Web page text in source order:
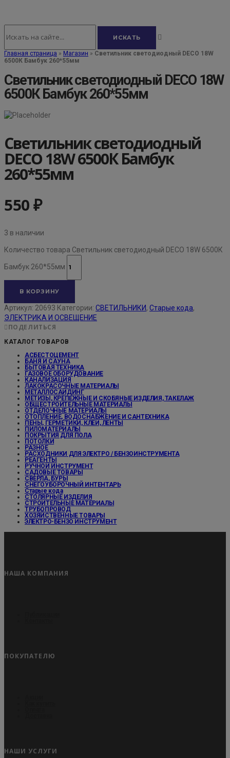
Главная страница » Магазин » Светильник светодиодный DECO 18W
6500К Бамбук 260*55мм
Светильник светодиодный DECO 18W
6500К Бамбук 260*55мм
Светильник светодиодный
DECO 18W 6500К Бамбук
260*55мм
550₽
3 в наличии
Количество товара Светильник светодиодный DECO 18W 6500К
Бамбук 260*55мм
В КОРЗИНУ
Артикул: 20693 Категории: СВЕТИЛЬНИКИ, Старые кода,
ЭЛЕКТРИКА И ОСВЕЩЕНИЕ
ПОДЕЛИТЬСЯ
КАТАЛОГ ТОВАРОВ
АСБЕСТОЦЕМЕНТ
БАНЯ И САУНА
БЫТОВАЯ ТЕХНИКА
ГАЗОВОЕ ОБОРУДОВАНИЕ
КАНАЛИЗАЦИЯ
ЛАКОКРАСОЧНЫЕ МАТЕРИАЛЫ
МЕТАЛЛОСАЙДИНГ
МЕТИЗЫ, КРЕПЕЖНЫЕ И СКОБЯНЫЕ ИЗДЕЛИЯ, ТАКЕЛАЖ
ОБЩЕСТРОИТЕЛЬНЫЕ МАТЕРИАЛЫ
ОТДЕЛОЧНЫЕ МАТЕРИАЛЫ
ОТОПЛЕНИЕ, ВОДОСНАБЖЕНИЕ И САНТЕХНИКА
ПЕНЫ, ГЕРМЕТИКИ, КЛЕИ, ЛЕНТЫ
ПИЛОМАТЕРИАЛЫ
ПОКРЫТИЯ ДЛЯ ПОЛА
ПОТОЛКИ
РАЗНОЕ
РАСХОДНИКИ ДЛЯ ЭЛЕКТРО / БЕНЗОИНСТРУМЕНТА
РЕАГЕНТЫ
РУЧНОЙ ИНСТРУМЕНТ
САДОВЫЕ ТОВАРЫ
СВЕРЛА, БУРЫ
СНЕГОУБОРОЧНЫЙ ИНТЕНТАРЬ
Старые кода
СТОЛЯРНЫЕ ИЗДЕЛИЯ
СТРОИТЕЛЬНЫЕ МАТЕРИАЛЫ
ТРУБОПРОВОД
ХОЗЯЙСТВЕННЫЕ ТОВАРЫ
ЭЛЕКТРО-БЕНЗО ИНСТРУМЕНТ
НАША КОМПАНИЯ
ПОКУПАТЕЛЮ
НАШИ УСЛУГИ